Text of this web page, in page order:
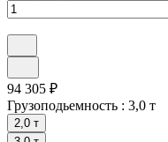
94 305 ₽
Грузоподьемность : 3,0 т
2,0 т